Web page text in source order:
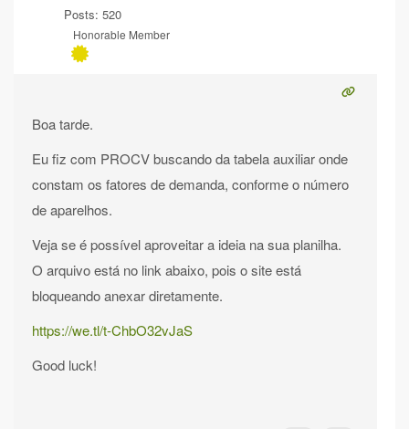
Posts: 520
Honorable Member
Boa tarde.
Eu fiz com PROCV buscando da tabela auxiliar onde
constam os fatores de demanda, conforme o número
de aparelhos.
Veja se é possível aproveitar a ideia na sua planilha.
O arquivo está no link abaixo, pois o site está
bloqueando anexar diretamente.
https://we.tl/t-ChbO32vJaS
Good luck!